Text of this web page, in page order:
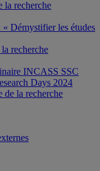
la recherche
Démystifier les études
recherche
INCASS SSC
Days 2024
de la recherche